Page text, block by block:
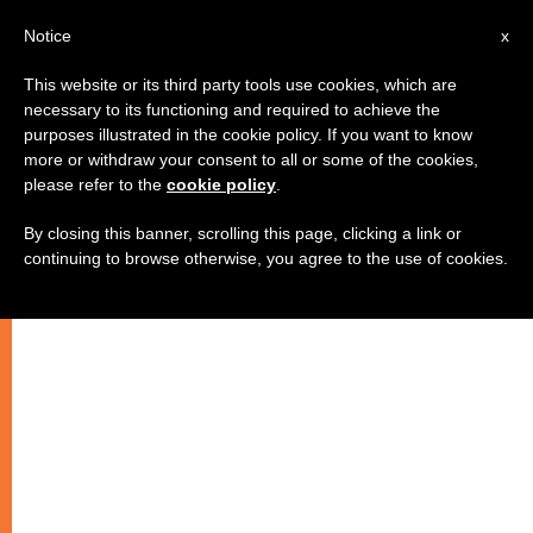
الكنيسة: الحشا الذي يولد منه المسيح
من جديد
x
Notice
This website or its third party tools use cookies, which are
necessary to its functioning and required to achieve the
purposes illustrated in the cookie policy. If you want to know
more or withdraw your consent to all or some of the cookies,
please refer to the cookie policy
By closing this banner, scrolling this page, clicking a link or
continuing to browse otherwise, you agree to the use of cookies.